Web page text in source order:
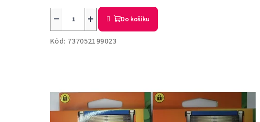
m
o
c
+
− Do košíku
Kód: 737052199023